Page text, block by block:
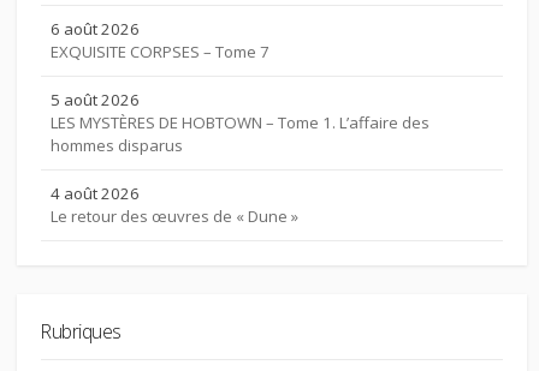
6 août 2026
EXQUISITE CORPSES – Tome 7
5 août 2026
LES MYSTÈRES DE HOBTOWN – Tome 1. L’affaire des
hommes disparus
4 août 2026
Le retour des œuvres de « Dune »
Rubriques